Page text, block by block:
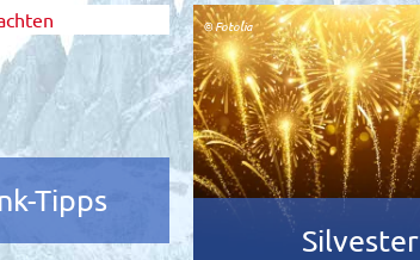
Tipps
Silvester
© Fotolia